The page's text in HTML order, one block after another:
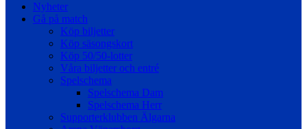
Nyheter
Gå på match
Köp biljetter
Köp säsongskort
Köp 50/50-lotter
Våra biljetter och entré
Spelschema
Spelschema Dam
Spelschema Herr
Supporterklubben Älgarna